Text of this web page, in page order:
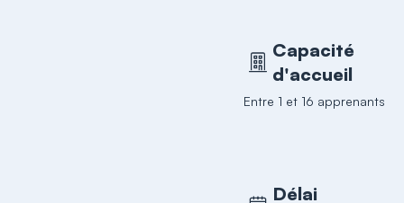
Capacité
d'accueil
Entre 1 et 16 apprenants
Délai